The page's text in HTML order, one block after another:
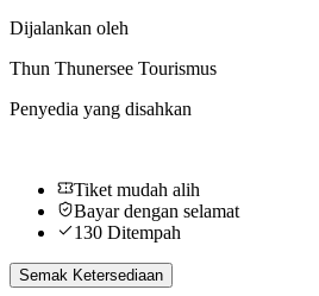
Dijalankan oleh
Thun Thunersee Tourismus
Penyedia yang disahkan
Tiket mudah alih
Bayar dengan selamat
130 Ditempah
Semak Ketersediaan